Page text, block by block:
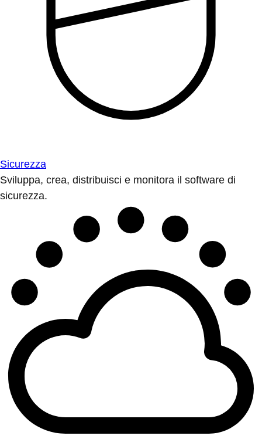
Sicurezza
Sviluppa, crea, distribuisci e monitora il software di
sicurezza.